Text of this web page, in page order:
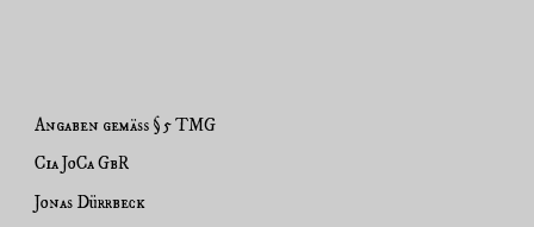
Angaben gemäß § 5 TMG
Cia JoCa GbR
Jonas Dürrbeck